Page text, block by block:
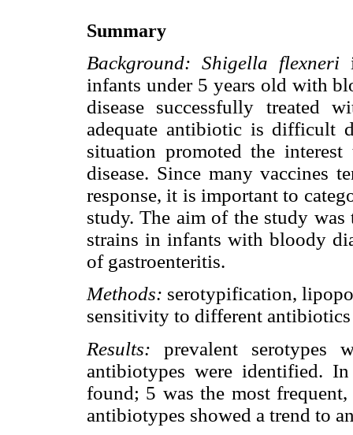
Summary
Background: Shigella flexneri
infants under 5 years old with
disease successfully treated
adequate antibiotic is difficult
situation promoted the
disease. Since many vaccines
response, it is important to
study. The aim of the study
strains in infants with bloody
of gastroenteritis.
Methods: serotypification,
sensitivity to different
Results: prevalent
antibiotypes were identified.
found; 5 was the most
antibiotypes showed a trend to